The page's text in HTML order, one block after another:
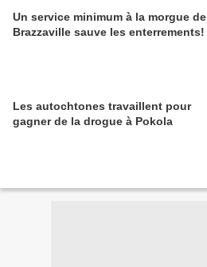
Un service minimum à la morgue de
Brazzaville sauve les enterrements!
Les autochtones travaillent pour
gagner de la drogue à Pokola